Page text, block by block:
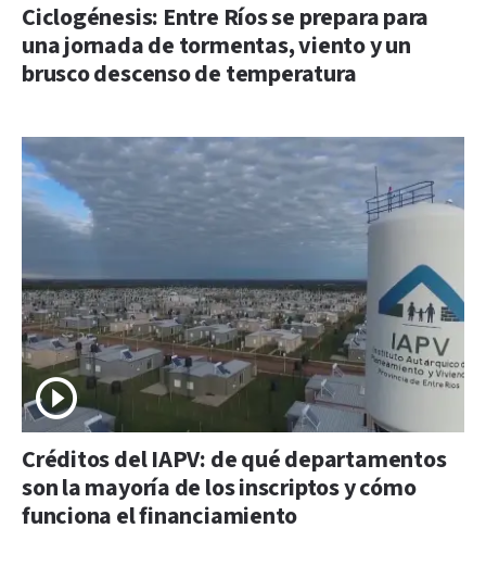
Ciclogénesis: Entre Ríos se prepara para
una jornada de tormentas, viento y un
brusco descenso de temperatura
Créditos del IAPV: de qué departamentos
son la mayoría de los inscriptos y cómo
funciona el financiamiento